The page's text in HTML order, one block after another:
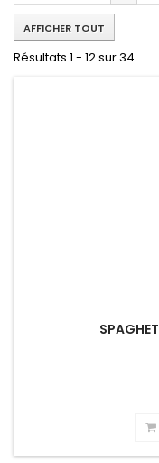
AFFICHER TOUT
Résultats 1 - 12 sur 34.